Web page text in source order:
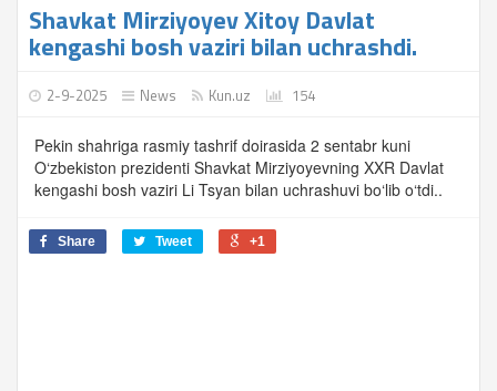
Shavkat Mirziyoyev Xitoy Davlat
kengashi bosh vaziri bilan uchrashdi.
2-9-2025 News Kun.uz 154
Pekin shahriga rasmiy tashrif doirasida 2 sentabr kuni
O‘zbekiston prezidenti Shavkat Mirziyoyevning XXR Davlat
kengashi bosh vaziri Li Tsyan bilan uchrashuvi bo‘lib o‘tdi..
Share Tweet +1